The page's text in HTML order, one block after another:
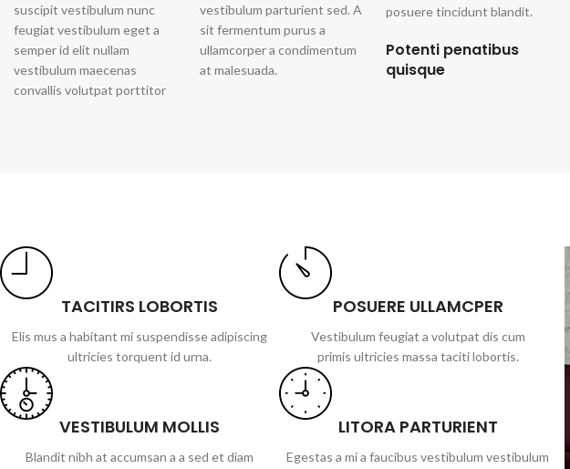
suscipit vestibulum nunc
feugiat vestibulum eget a
semper id elit nullam
vestibulum maecenas
convallis volutpat porttitor
vestibulum parturient sed. A
sit fermentum purus a
ullamcorper a condimentum
at malesuada.
posuere tincidunt blandit.
Potenti penatibus
quisque
TACITIRS LOBORTIS
Elis mus a habitant mi suspendisse adipiscing
ultricies torquent id urna.
VESTIBULUM MOLLIS
Blandit nibh at accumsan a a sed et diam
POSUERE ULLAMCPER
Vestibulum feugiat a volutpat dis cum
primis ultricies massa taciti lobortis.
LITORA PARTURIENT
Egestas a mi a faucibus vestibulum vestibulum